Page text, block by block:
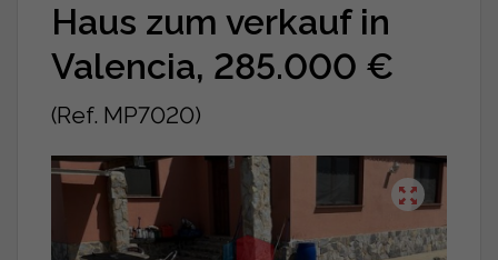
Haus zum verkauf in
Valencia, 285.000 €
(Ref. MP7020)